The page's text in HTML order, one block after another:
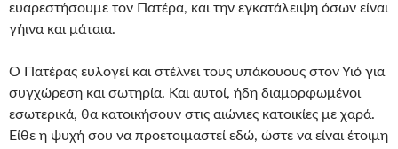
ευαρεστήσουμε τον Πατέρα, και την εγκατάλειψη όσων είναι
γήινα και μάταια.
Ο Πατέρας ευλογεί και στέλνει τους υπάκουους στον Υιό για
συγχώρεση και σωτηρία. Και αυτοί, ήδη διαμορφωμένοι
εσωτερικά, θα κατοικήσουν στις αιώνιες κατοικίες με χαρά.
Είθε η ψυχή σου να προετοιμαστεί εδώ, ώστε να είναι έτοιμη